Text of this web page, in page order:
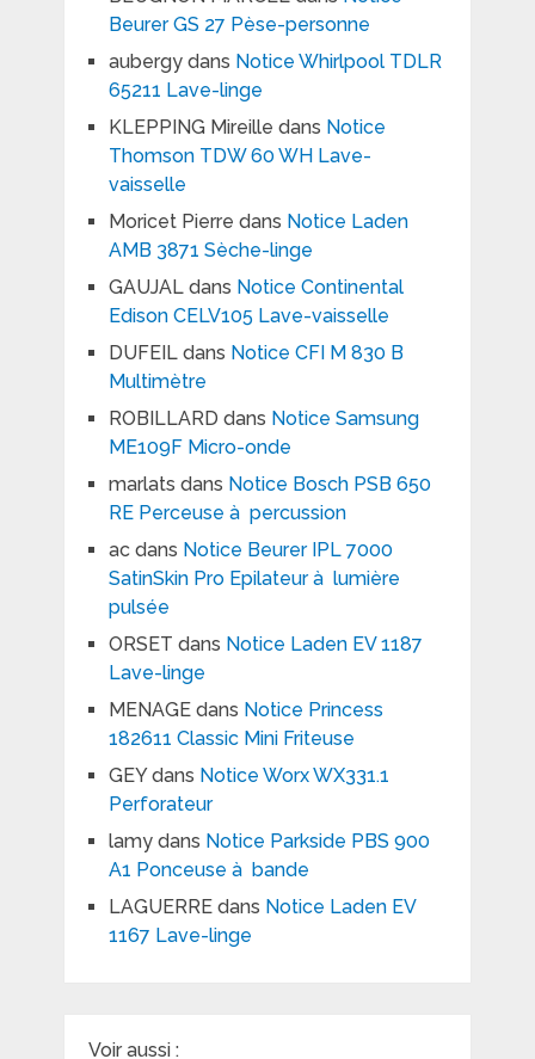
Beurer GS 27 Pèse-personne
aubergydans Notice Whirlpool TDLR
65211 Lave-linge
KLEPPING Mireille dans Notice
Thomson TDW 60 WH Lave-
vaisselle
Moricet Pierre dans Notice Laden
AMB 3871 Sèche-linge
GAUJALdans Notice Continental
Edison CELV105 Lave-vaisselle
DUFEILdans Notice CFI M 830 B
Multimètre
ROBILLARD dans Notice Samsung
ME109F Micro-onde
marlats dans Notice Bosch PSB 650
RE Perceuse à percussion
acdans Notice Beurer IPL 7000
SatinSkin Pro Epilateur à lumière
pulsée
ORSET dans Notice Laden EV 1187
Lave-linge
MENAGEdans Notice Princess
182611 Classic Mini Friteuse
GEYdans Notice Worx WX331.1
Perforateur
lamydans Notice Parkside PBS 900
A1 Ponceuse à bande
LAGUERREdans Notice Laden EV
1167 Lave-linge
Voir aussi :